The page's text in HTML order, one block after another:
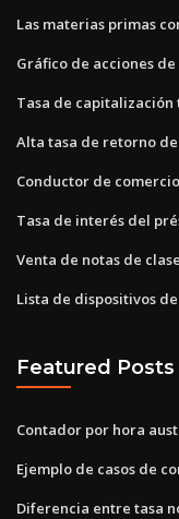
Las materias primas
Gráfico de acciones de
Tasa de
Alta tasa de retorno
Conductor de
Tasa de interés del
Venta de notas de
Lista de dispositivos
Featured Posts
Contador por hora
Ejemplo de casos de
Diferencia entre tasa